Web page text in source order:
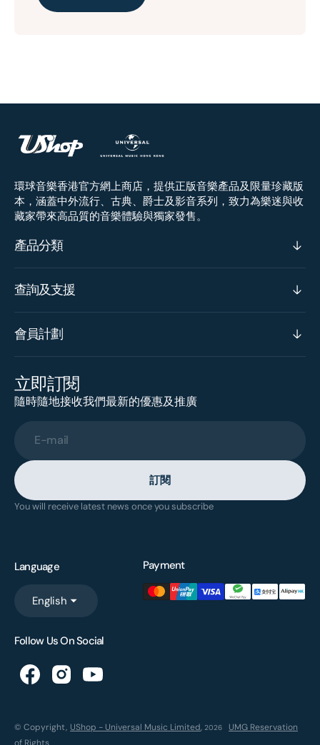
環球音樂香港官方網上商店，提供正版音樂產品及限量珍藏版
本，涵蓋中外流行、古典、爵士及影音系列，致力為樂迷與收
藏家帶來高品質的音樂體驗與獨家發售。
產品分類
查詢及支援
會員計劃
立即訂閱
隨時隨地接收我們最新的優惠及推廣
E-mail
訂閱
You will receive latest news once you subscribe
Language
English
Payment
Follow Us On Social
© Copyright, UShop - Universal Music Limited, 2026
UMG Reservation